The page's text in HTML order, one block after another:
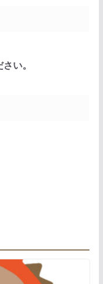
い。